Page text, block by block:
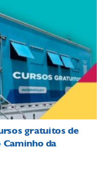
gratuitos de
Caminho da